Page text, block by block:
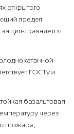
открытого
предел
равняется
ГОСТу и
базальтовая
через
пожара;